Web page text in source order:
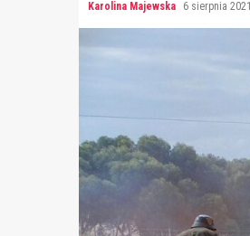
Karolina Majewska 6 sierpnia 2021